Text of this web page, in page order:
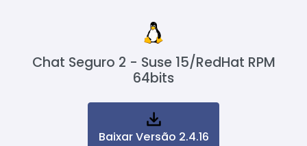
Chat Seguro 2 - Suse 15/RedHat RPM
64bits
Baixar Versão 2.4.16